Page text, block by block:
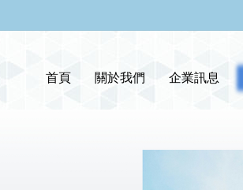
首頁 關於我們 企業訊息